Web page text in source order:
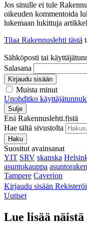
Jos sinulle ei tule
oikeuden kommentoida
lukemaan lukittuja
Tilaa Rakennuslehti tästä
Sähköposti tai
Salasana
Kirjaudu sisään
Muista minut
Unohditko
Sulje
Etsi Rakennuslehti.fistä
Hae tältä sivustolta
Haku
Suositut avainsanat
YIT SRV skanska
asuntokauppa
Tampere Caverion
Kirjaudu sisään
Uutiset
Lue lisää näistä